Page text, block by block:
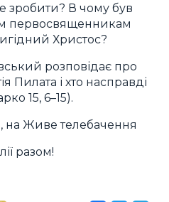
зробити? В чому був
первосвященникам
Христос?
розповідає про
Пилата і хто насправді
15, 6–15).
на Живе телебачення
разом!